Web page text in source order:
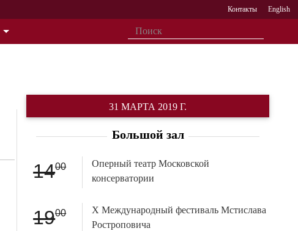
Контакты English
31 МАРТА 2019 Г.
Большой зал
1400
Оперный театр Московской
консерватории
1900
X Международный фестиваль Мстислава
Ростроповича